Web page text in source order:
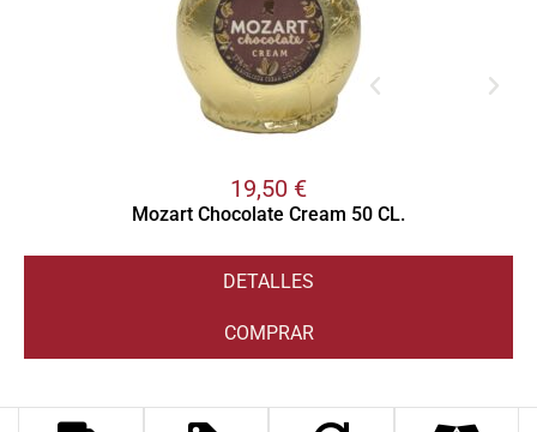
19,50 €
Mozart Chocolate Cream 50 CL.
DETALLES
COMPRAR